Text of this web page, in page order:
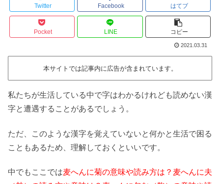
Twitter Facebook はてブ
Pocket LINE コピー
2021.03.31
本サイトでは記事内に広告が含まれています。
私たちが生活している中で字はわかるけれども読めない漢
字と遭遇することがあるでしょう。
ただ、このような漢字を覚えていないと何かと生活で困る
こともあるため、理解しておくといいです。
中でもここでは麦へんに菊の意味や読み方は？麦へんに夫